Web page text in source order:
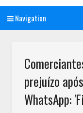
Navigation
prejuízo
WhatsApp: